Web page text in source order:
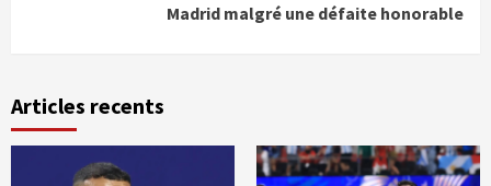
Madrid malgré une défaite honorable
Articles recents